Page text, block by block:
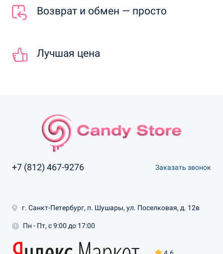
Возврат и обмен — просто
Лучшая цена
+7 (812) 467-9276 Заказать звонок
г. Санкт-Петербург, п. Шушары, ул. Поселковая, д. 12в
Пн - Пт, с 9:00 до 17:00